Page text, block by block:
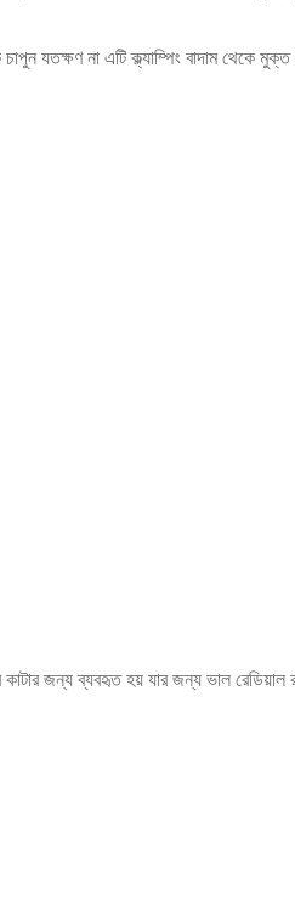
যতক্ষণ না এটি ক্ল্যাম্পিং বাদাম থেকে মুক্ত
জন্য ব্যবহৃত হয় যার জন্য ভাল